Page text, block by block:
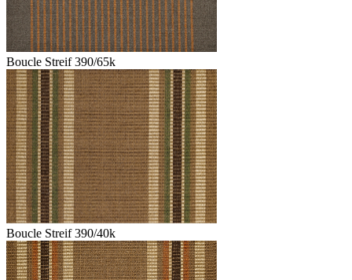
Boucle Streif 390/65k
Boucle Streif 390/40k